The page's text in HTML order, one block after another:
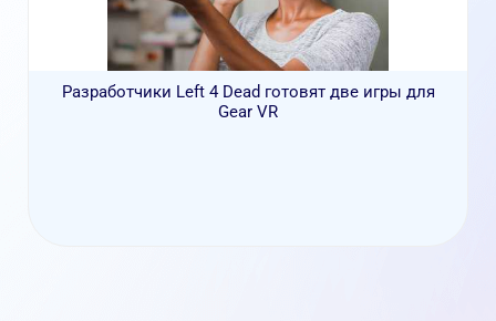
Разработчики Left 4 Dead готовят две игры для
Gear VR